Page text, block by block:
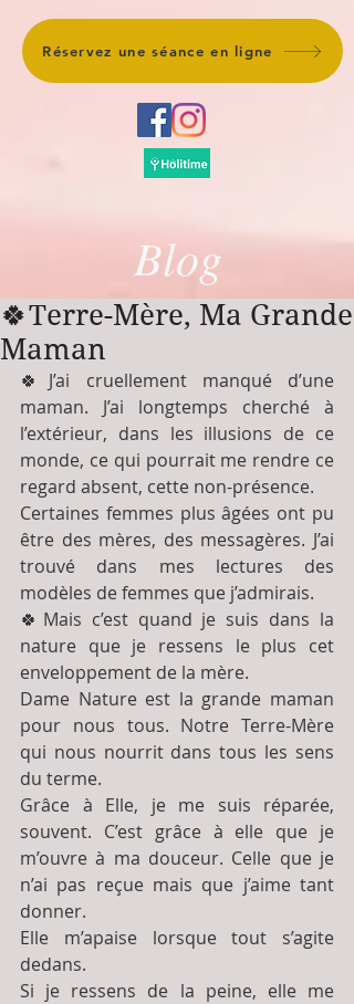
Réservez une séance en ligne
Blog
🍀Terre-Mère, Ma Grande
Maman
🍀J’ai cruellement manqué d’une
maman. J’ai longtemps cherché à
l’extérieur, dans les illusions de ce
monde, ce qui pourrait me rendre ce
regard absent, cette non-présence.
Certaines femmes plus âgées ont pu
être des mères, des messagères. J’ai
trouvé dans mes lectures des
modèles de femmes que j’admirais.
🍀Mais c’est quand je suis dans la
nature que je ressens le plus cet
enveloppement de la mère.
Dame Nature est la grande maman
pour nous tous. Notre Terre-Mère
qui nous nourrit dans tous les sens
du terme.
Grâce à Elle, je me suis réparée,
souvent. C’est grâce à elle que je
m’ouvre à ma douceur. Celle que je
n’ai pas reçue mais que j’aime tant
donner.
Elle m’apaise lorsque tout s’agite
dedans.
Si je ressens de la peine, elle me